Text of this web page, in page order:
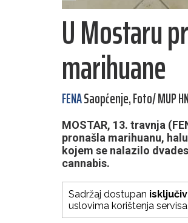
U Mostaru
marihuane
FENASaopćenje, Foto/ MUP
MOSTAR, 13. travnja
pronašla marihuanu,
kojem se nalazilo
cannabis.
Sadržaj dostupan
uslovima korištenja